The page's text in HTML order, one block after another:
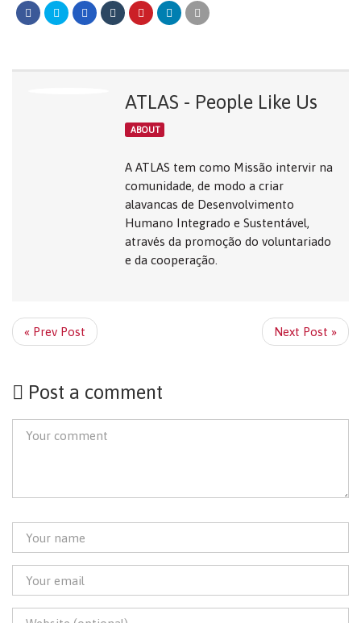
ATLAS - People Like Us
ABOUT
A ATLAS tem como Missão intervir na
comunidade, de modo a criar
alavancas de Desenvolvimento
Humano Integrado e Sustentável,
através da promoção do voluntariado
e da cooperação.
« Prev Post Next Post »
Post a comment